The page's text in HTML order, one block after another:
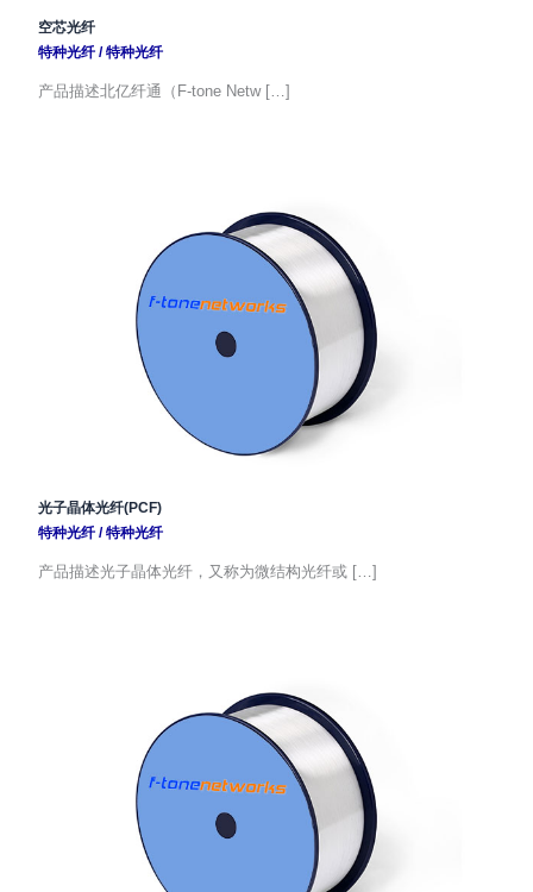
空芯光纤
特种光纤/特种光纤
产品描述北亿纤通（F-tone Netw […]
光子晶体光纤(PCF)
特种光纤/特种光纤
产品描述光子晶体光纤，又称为微结构光纤或 […]